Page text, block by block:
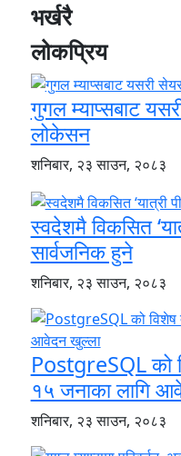
भर्खरै
लोकप्रिय
गुगल म्याप्सबाट
लोकेसन
शनिबार, २३ साउन, २०८३
स्वदेशमै विकसित
सार्वजनिक हुने
शनिबार, २३ साउन, २०८३
PostgreSQL को
१५ जनाका लागि
शनिबार, २३ साउन, २०८३